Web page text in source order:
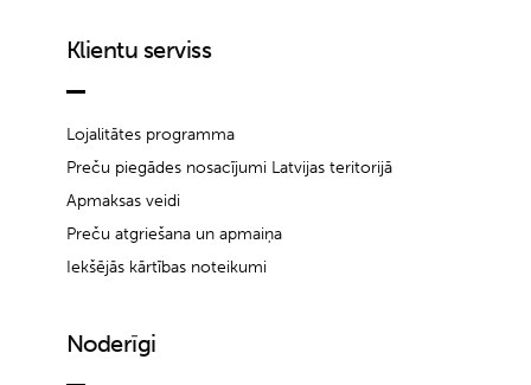
Klientu serviss
Lojalitātes programma
Preču piegādes nosacījumi Latvijas teritorijā
Apmaksas veidi
Preču atgriešana un apmaiņa
Iekšējās kārtības noteikumi
Noderīgi